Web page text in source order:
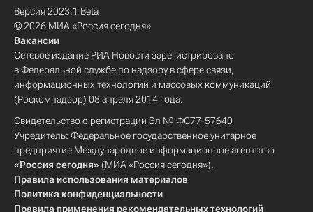
Версия 2023.1 Beta
© 2026 МИА «Россия сегодня»
Вакансии
Сетевое издание РИА Новости зарегистрировано
в Федеральной службе по надзору в сфере связи,
информационных технологий и массовых коммуникаций
(Роскомнадзор) 08 апреля 2014 года.
Свидетельство о регистрации Эл № ФС77-57640
Учредитель: Федеральное государственное унитарное
предприятие Международное информационное агентство
«Россия сегодня» (МИА «Россия сегодня»).
Правила использования материалов
Политика конфиденциальности
Правила применения рекомендательных технологий